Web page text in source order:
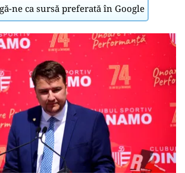
ne ca sursă preferată în Google